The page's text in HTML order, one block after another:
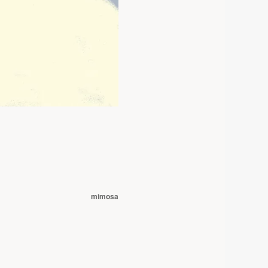
mimosa